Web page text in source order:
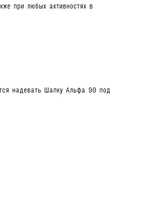
при любых активностях в
надевать Шапку Альфа 90 под